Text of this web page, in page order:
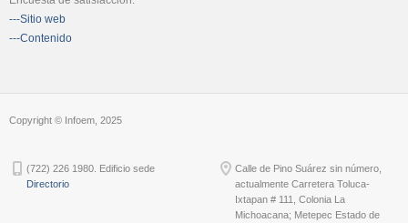
---Sitio web
---Contenido
Copyright © Infoem, 2025
(722) 226 1980. Edificio sede
Directorio
Calle de Pino Suárez sin número,
actualmente Carretera Toluca-
Ixtapan # 111, Colonia La
Michoacana; Metepec Estado de